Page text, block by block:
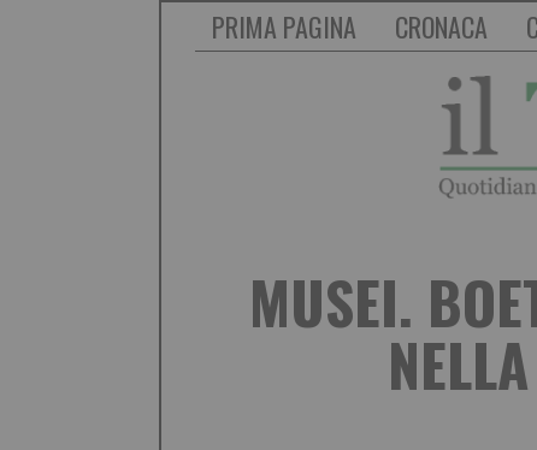
PRIMA PAGINA CRONACA
MUSEI.